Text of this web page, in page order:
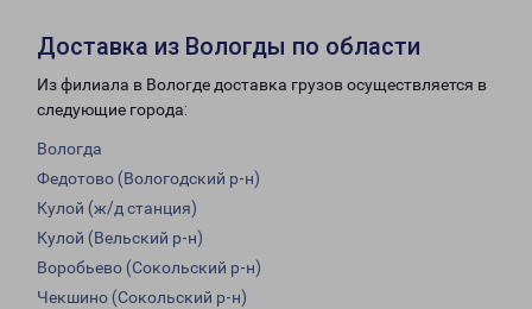
Доставка из Вологды по области
Из филиала в Вологде доставка грузов осуществляется в
следующие города:
Вологда
Федотово (Вологодский р-н)
Кулой (ж/д станция)
Кулой (Вельский р-н)
Воробьево (Сокольский р-н)
Чекшино (Сокольский р-н)